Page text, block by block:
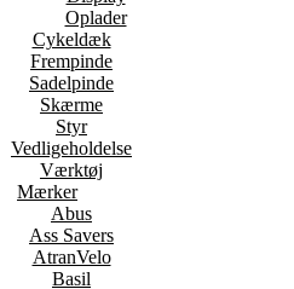
Oplader
Cykeldæk
Frempinde
Sadelpinde
Skærme
Styr
Vedligeholdelse
Værktøj
Mærker
Abus
Ass Savers
AtranVelo
Basil